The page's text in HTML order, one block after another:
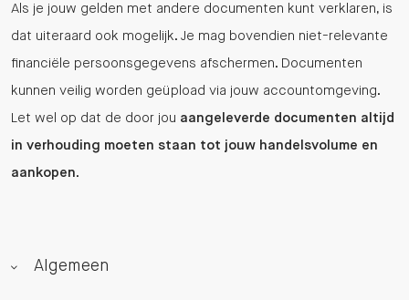
Als je jouw gelden met andere documenten kunt verklaren, is
dat uiteraard ook mogelijk. Je mag bovendien niet-relevante
financiële persoonsgegevens afschermen. Documenten
kunnen veilig worden geüpload via jouw accountomgeving.
Let wel op dat de door jou aangeleverde documenten altijd
in verhouding moeten staan tot jouw handelsvolume en
aankopen.
Algemeen